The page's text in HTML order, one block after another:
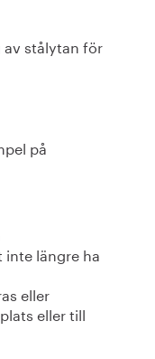
stålytan för
på
längre ha
eller
eller till